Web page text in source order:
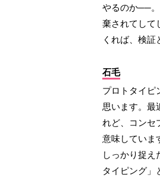
やるのか──
棄されてして
くれば、検証
石毛
プロトタイピ
思います。最
れど、コンセ
意味していま
しっかり捉
タイピング」